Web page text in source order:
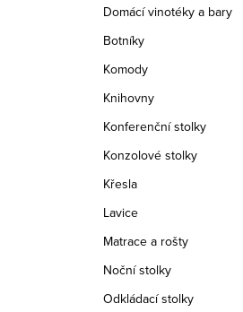
Domácí vinotéky a bary
Botníky
Komody
Knihovny
Konferenční stolky
Konzolové stolky
Křesla
Lavice
Matrace a rošty
Noční stolky
Odkládací stolky